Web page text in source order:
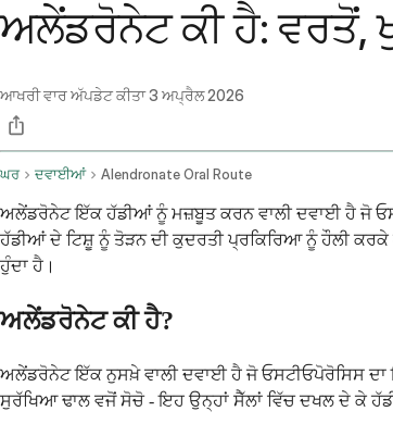
ਅਲੇਂਡਰੋਨੇਟ ਕੀ ਹੈ:
ਆਖਰੀ ਵਾਰ ਅੱਪਡੇਟ ਕੀਤਾ3 ਅਪ੍ਰੈਲ 2026
ਘਰ ਦਵਾਈਆਂ Alendronate Oral Route
ਅਲੇਂਡਰੋਨੇਟ ਇੱਕ ਹੱਡੀਆਂ ਨੂੰ ਮਜ਼ਬੂਤ ​​ਕਰਨ ਵਾਲੀ ਦਵਾਈ ਹੈ ਜੋ
ਹੱਡੀਆਂ ਦੇ ਟਿਸ਼ੂ ਨੂੰ ਤੋੜਨ ਦੀ ਕੁਦਰਤੀ ਪ੍ਰਕਿਰਿਆ ਨੂੰ ਹੌਲੀ
ਹੁੰਦਾ ਹੈ।
ਅਲੇਂਡਰੋਨੇਟ ਕੀ ਹੈ?
ਅਲੇਂਡਰੋਨੇਟ ਇੱਕ ਨੁਸਖ਼ੇ ਵਾਲੀ ਦਵਾਈ ਹੈ ਜੋ ਓਸਟੀਓਪੋਰੋਸਿਸ
ਸੁਰੱਖਿਆ ਢਾਲ ਵਜੋਂ ਸੋਚੋ - ਇਹ ਉਨ੍ਹਾਂ ਸੈੱਲਾਂ ਵਿੱਚ ਦਖਲ ਦੇ ਕੇ